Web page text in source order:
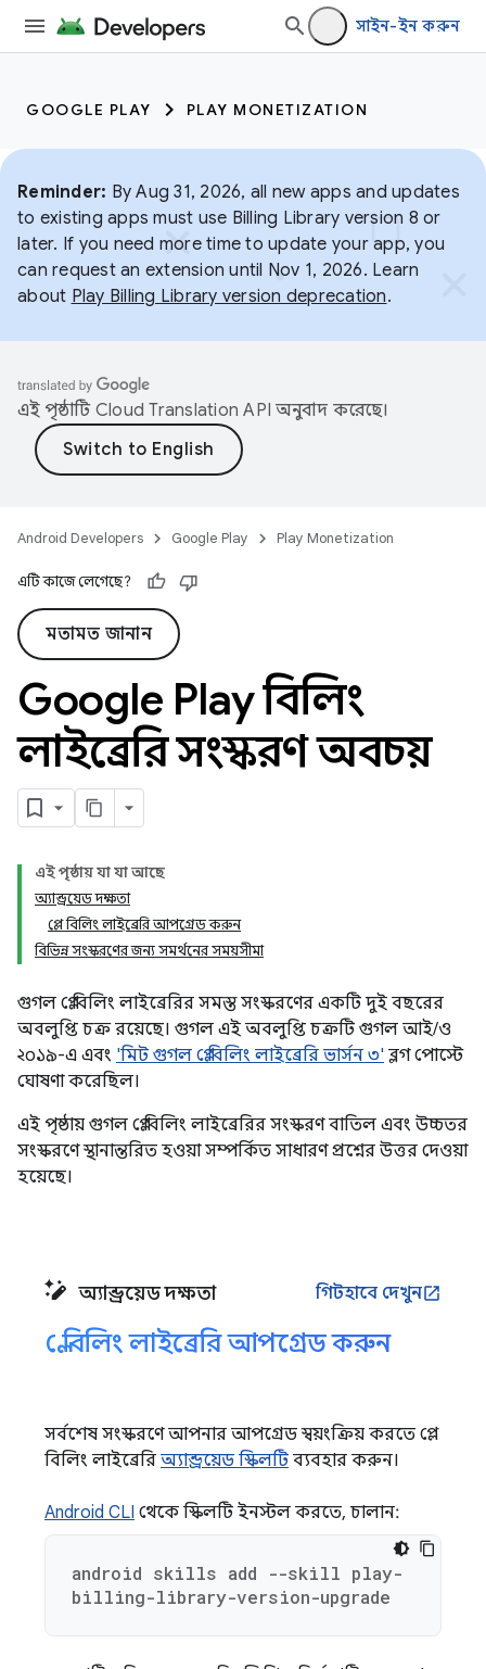
সাইন-ইন করুন
GOOGLE PLAY PLAY MONETIZATION
Reminder: By Aug 31, 2026, all new apps and updates
to existing apps must use Billing Library version 8 or
later. If you need more time to update your app, you
can request an extension until Nov 1, 2026. Learn
about Play Billing Library version deprecation.
এই পৃষ্ঠাটি Cloud Translation API অনুবাদ করেছে।
Android Developers Google Play Play Monetization
এটি কাজে লেগেছে?
মতামত জানান
Google Play বিলিং
লাইব্রেরি সংস্করণ অবচয়
এই পৃষ্ঠায় যা যা আছে
অ্যান্ড্রয়েড দক্ষতা
প্লে বিলিং লাইব্রেরি আপগ্রেড করুন
বিভিন্ন সংস্করণের জন্য সমর্থনের সময়সীমা
গুগল প্লে বিলিং লাইব্রেরির সমস্ত সংস্করণের একটি দুই বছরের
অবলুপ্তি চক্র রয়েছে। গুগল এই অবলুপ্তি চক্রটি গুগল আই/ও
২০১৯-এ এবং 'মিট গুগল প্লে বিলিং লাইব্রেরি ভার্সন ৩' ব্লগ পোস্টে
ঘোষণা করেছিল।
এই পৃষ্ঠায় গুগল প্লে বিলিং লাইব্রেরির সংস্করণ বাতিল এবং উচ্চতর
সংস্করণে স্থানান্তরিত হওয়া সম্পর্কিত সাধারণ প্রশ্নের উত্তর দেওয়া
হয়েছে।
অ্যান্ড্রয়েড দক্ষতা গিটহাবে দেখুনopen_in_new
প্লে বিলিং লাইব্রেরি আপগ্রেড করুন
সর্বশেষ সংস্করণে আপনার আপগ্রেড স্বয়ংক্রিয় করতে প্লে
বিলিং লাইব্রেরি অ্যান্ড্রয়েড স্কিলটি ব্যবহার করুন।
Android CLI থেকে স্কিলটি ইনস্টল করতে, চালান:
android skills add --skill play-
billing-library-version-upgrade